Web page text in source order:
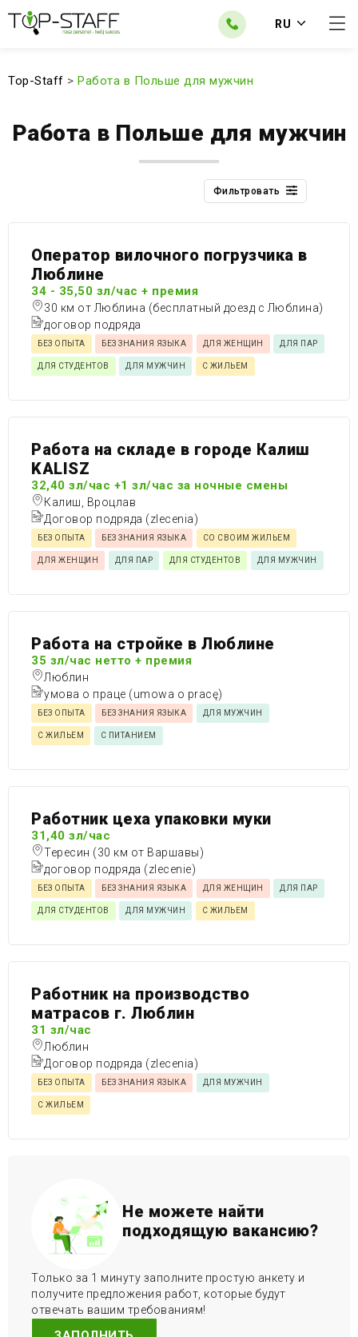
RU
Top-Staff > Работа в Польше для мужчин
Работа в Польше для мужчин
Фильтровать
Оператор вилочного погрузчика в
Люблине
34 - 35,50 зл/час + премия
30 км от Люблина (бесплатный доезд с Люблина)
договор подряда
БЕЗ ОПЫТА БЕЗ ЗНАНИЯ ЯЗЫКА ДЛЯ ЖЕНЩИН ДЛЯ ПАР
ДЛЯ СТУДЕНТОВ ДЛЯ МУЖЧИН С ЖИЛЬЕМ
Работа на складе в городе Калиш
KALISZ
32,40 зл/час +1 зл/час за ночные смены
Калиш, Вроцлав
Договор подряда (zlecenia)
БЕЗ ОПЫТА БЕЗ ЗНАНИЯ ЯЗЫКА СО СВОИМ ЖИЛЬЕМ
ДЛЯ ЖЕНЩИН ДЛЯ ПАР ДЛЯ СТУДЕНТОВ ДЛЯ МУЖЧИН
Работа на стройке в Люблине
35 зл/час нетто + премия
Люблин
умова о праце (umowa o pracę)
БЕЗ ОПЫТА БЕЗ ЗНАНИЯ ЯЗЫКА ДЛЯ МУЖЧИН
С ЖИЛЬЕМ С ПИТАНИЕМ
Работник цеха упаковки муки
31,40 зл/час
Тересин (30 км от Варшавы)
договор подряда (zlecenie)
БЕЗ ОПЫТА БЕЗ ЗНАНИЯ ЯЗЫКА ДЛЯ ЖЕНЩИН ДЛЯ ПАР
ДЛЯ СТУДЕНТОВ ДЛЯ МУЖЧИН С ЖИЛЬЕМ
Работник на производство
матрасов г. Люблин
31 зл/час
Люблин
Договор подряда (zlecenia)
БЕЗ ОПЫТА БЕЗ ЗНАНИЯ ЯЗЫКА ДЛЯ МУЖЧИН
С ЖИЛЬЕМ
Не можете найти
подходящую вакансию?
Только за 1 минуту заполните простую анкету и
получите предложения работ, которые будут
отвечать вашим требованиям!